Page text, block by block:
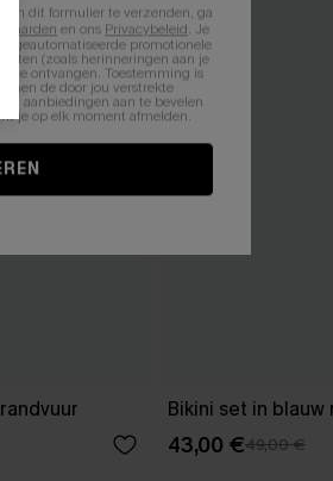
Bikini set in
43,00 €49,00 €
en dit formulier te verzenden, ga
en ons Privacybeleid. Je
geautomatiseerde promotionele
(zoals herinneringen aan je
te ontvangen. Toestemming is
de door jou verstrekte
aanbiedingen aan te bevelen
je op elk moment afmelden.